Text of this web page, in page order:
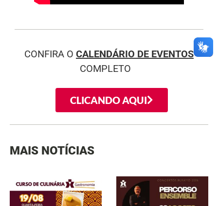
CONFIRA O CALENDÁRIO DE EVENTOS
COMPLETO
CLICANDO AQUI
MAIS NOTÍCIAS